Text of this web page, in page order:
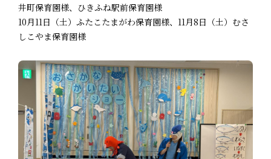
井町保育園様、ひきふね駅前保育園様
10月11日（土）ふたこたまがわ保育園様、11月8日（土）むさ
しこやま保育園様